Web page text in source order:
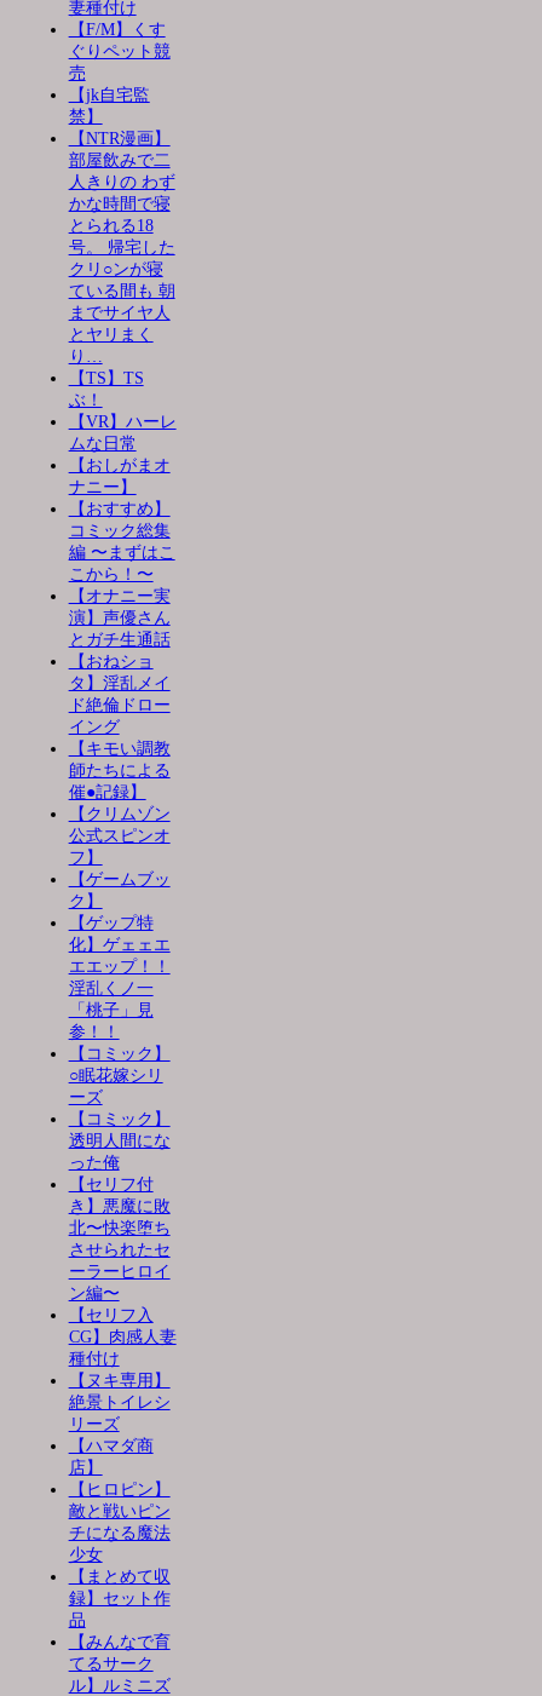
妻種付け
【F/M】くす
ぐりペット競
売
【jk自宅監
禁】
【NTR漫画】
部屋飲みで二
人きりの わず
かな時間で寝
とられる18
号。 帰宅した
クリ○ンが寝
ている間も 朝
までサイヤ人
とヤリまく
り…
【TS】TS
ぶ！
【VR】ハーレ
ムな日常
【おしがまオ
ナニー】
【おすすめ】
コミック総集
編 〜まずはこ
こから！〜
【オナニー実
演】声優さん
とガチ生通話
【おねショ
タ】淫乱メイ
ド絶倫ドロー
イング
【キモい調教
師たちによる
催●記録】
【クリムゾン
公式スピンオ
フ】
【ゲームブッ
ク】
【ゲップ特
化】ゲェェエ
エエップ！！
淫乱くノ一
「桃子」見
参！！
【コミック】
○眠花嫁シリ
ーズ
【コミック】
透明人間にな
った俺
【セリフ付
き】悪魔に敗
北〜快楽堕ち
させられたセ
ーラーヒロイ
ン編〜
【セリフ入
CG】肉感人妻
種付け
【ヌキ専用】
絶景トイレシ
リーズ
【ハマダ商
店】
【ヒロピン】
敵と戦いピン
チになる魔法
少女
【まとめて収
録】セット作
品
【みんなで育
てるサーク
ル】ルミニズ